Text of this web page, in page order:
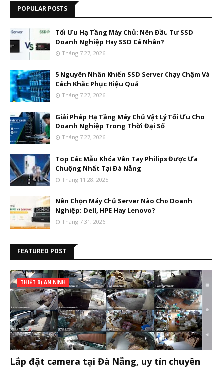
POPULAR POSTS
Tối Ưu Hạ Tầng Máy Chủ: Nên Đầu Tư SSD
Doanh Nghiệp Hay SSD Cá Nhân?
Tháng 7 27, 2026
5 Nguyên Nhân Khiến SSD Server Chạy Chậm Và
Cách Khắc Phục Hiệu Quả
Tháng 7 27, 2026
Giải Pháp Hạ Tầng Máy Chủ Vật Lý Tối Ưu Cho
Doanh Nghiệp Trong Thời Đại Số
Tháng 7 27, 2026
Top Các Mẫu Khóa Vân Tay Philips Được Ưa
Chuộng Nhất Tại Đà Nẵng
Tháng 11 28, 2025
Nên Chọn Máy Chủ Server Nào Cho Doanh
Nghiệp: Dell, HPE Hay Lenovo?
Tháng 7 31, 2026
FEATURED POST
THIẾT BỊ AN NINH
Lắp đặt camera tại Đà Nẵng, uy tín chuyên